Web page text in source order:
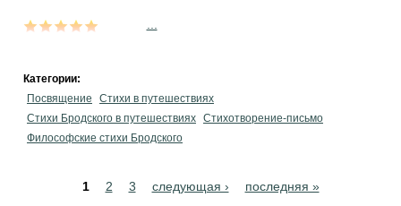
Категории:
Посвящение
Стихи в путешествиях
Стихи Бродского в путешествиях Стихотворение-письмо
Философские стихи Бродского
1 2 3 следующая › последняя »